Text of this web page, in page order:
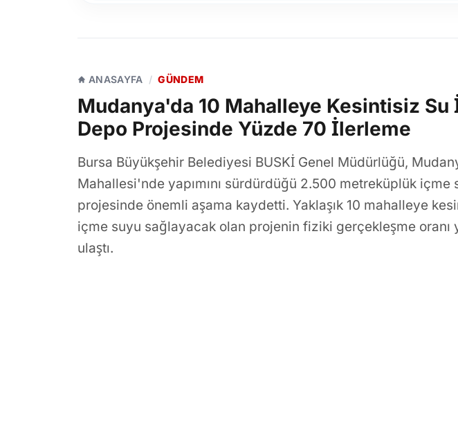
ANASAYFA / GÜNDEM
Mudanya'da 10 Mahalleye Kesintisiz Su
Depo Projesinde Yüzde 70 İlerleme
Bursa Büyükşehir Belediyesi BUSKİ Genel Müdürlüğü,
Mahallesi'nde yapımını sürdürdüğü 2.500 metreküplük içme
projesinde önemli aşama kaydetti. Yaklaşık 10 mahalleye
içme suyu sağlayacak olan projenin fiziki gerçekleşme oranı
ulaştı.